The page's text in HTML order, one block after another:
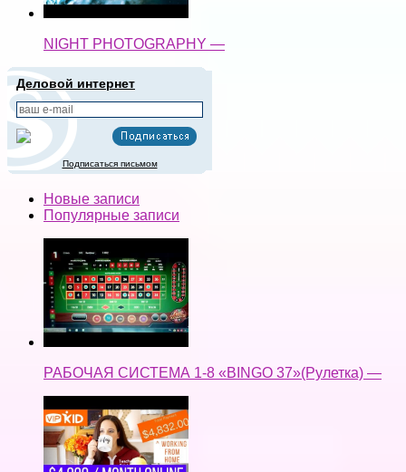
NIGHT PHOTOGRAPHY —
Деловой интернет
Подписаться письмом
Новые записи
Популярные записи
РАБОЧАЯ СИСТЕМА 1-8 «BINGO 37»(Рулетка) —